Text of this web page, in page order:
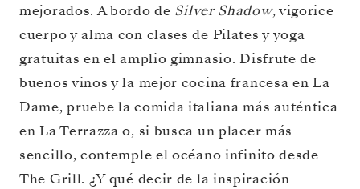
mejorados. A bordo de Silver Shadow, vigorice
cuerpo y alma con clases de Pilates y yoga
gratuitas en el amplio gimnasio. Disfrute de
buenos vinos y la mejor cocina francesa en La
Dame, pruebe la comida italiana más auténtica
en La Terrazza o, si busca un placer más
sencillo, contemple el océano infinito desde
The Grill. ¿Y qué decir de la inspiración